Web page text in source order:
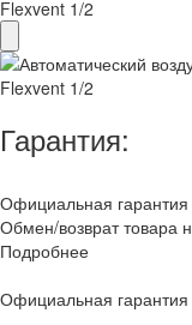
Гарантия:
Официальная гарантия
Обмен/возврат товара
Подробнее
Официальная гарантия